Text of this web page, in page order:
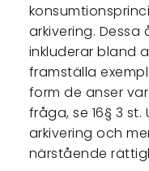
arkivering. Dessa
inkluderar bland
framställa
form de anser
fråga, se 16§ 3 st.
arkivering och
närstående